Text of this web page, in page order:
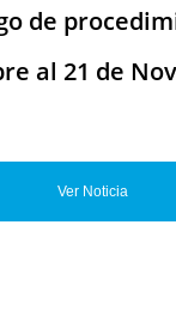
de
al 21 de
Ver Noticia